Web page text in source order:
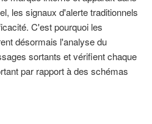
les signaux d'alerte traditionnels
C'est pourquoi les
désormais l'analyse du
sortants et vérifient chaque
par rapport à des schémas